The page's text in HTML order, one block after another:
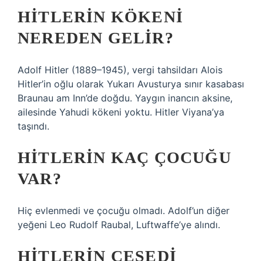
HITLERIN KÖKENI
NEREDEN GELIR?
Adolf Hitler (1889–1945), vergi tahsildarı Alois
Hitler’in oğlu olarak Yukarı Avusturya sınır kasabası
Braunau am Inn’de doğdu. Yaygın inancın aksine,
ailesinde Yahudi kökeni yoktu. Hitler Viyana’ya
taşındı.
HITLERIN KAÇ ÇOCUĞU
VAR?
Hiç evlenmedi ve çocuğu olmadı. Adolf’un diğer
yeğeni Leo Rudolf Raubal, Luftwaffe’ye alındı.
HITLERIN CESEDI